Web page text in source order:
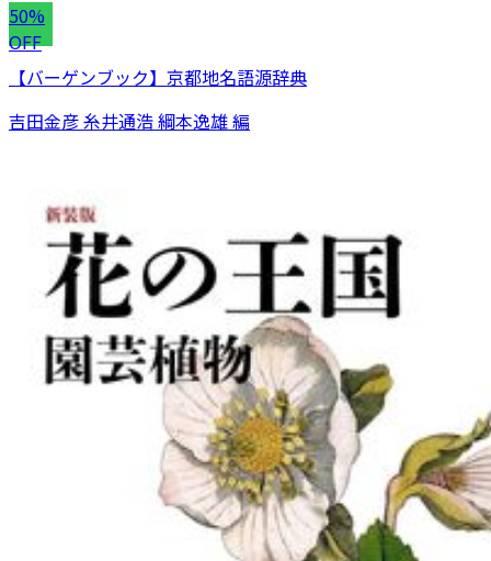
50%
OFF
【バーゲンブック】京都地名語源辞典
吉田金彦 糸井通浩 綱本逸雄 編